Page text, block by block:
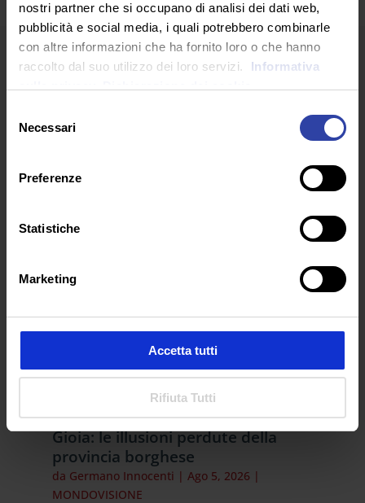
nostri partner che si occupano di analisi dei dati web,
pubblicità e social media, i quali potrebbero combinarle
con altre informazioni che ha fornito loro o che hanno
raccolto dal suo utilizzo dei loro servizi.
Informativa
delNecessari
Preferenze
Statistiche
Marketing
Accetta tutti
Rifiuta Tutti
ARTICOLI RECENTI
Gioia: le illusioni perdute della
provincia borghese
da Germano Innocenti | Ago 5, 2026 |
MONDOVISIONE